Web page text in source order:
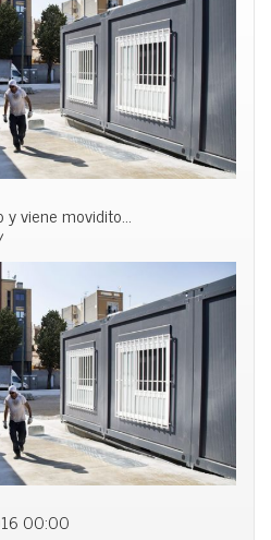
y viene movidito…
00:00